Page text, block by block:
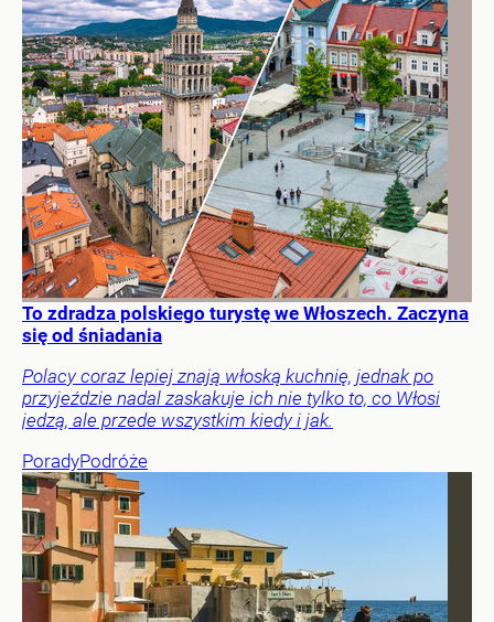
To zdradza polskiego turystę we Włoszech. Zaczyna
się od śniadania
Polacy coraz lepiej znają włoską kuchnię, jednak po
przyjeździe nadal zaskakuje ich nie tylko to, co Włosi
jedzą, ale przede wszystkim kiedy i jak.
PoradyPodróże